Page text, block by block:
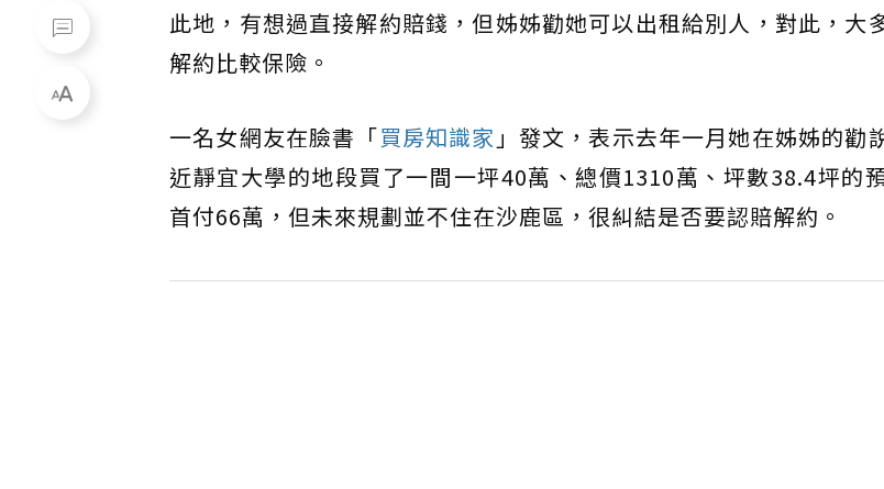
此地，有想過直接解約賠錢，但姊姊勸她可以出租給別人，對此，大
解約比較保險。
一名女網友在臉書「買房知識家 」發文，表示去年一月她在姊姊的勸
近靜宜大學的地段買了一間一坪40萬、總價1310萬、坪數38.4坪的
首付66萬，但未來規劃並不住在沙鹿區，很糾結是否要認賠解約。